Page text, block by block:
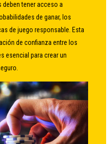
deben tener acceso a
de ganar, los
de juego responsable. Esta
de confianza entre los
esencial para crear un